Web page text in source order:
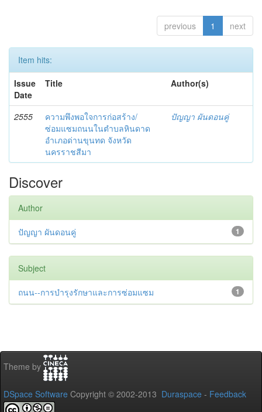
previous 1 next
Item hits:
Issue
Date
Title Author(s)
2555
ความพึงพอใจการก่อสร้าง/
ซ่อมแซมถนนในตำบลหินดาด
อำเภอด่านขุนทด จังหวัด
นครราชสีมา
ปัญญา ผันดอนคู่
Discover
Author
1
ปัญญา ผันดอนคู่
Subject
1
ถนน--การบำรุงรักษาและการซ่อมแซม
Theme by
DSpace Software Copyright © 2002-2013 Duraspace - Feedback